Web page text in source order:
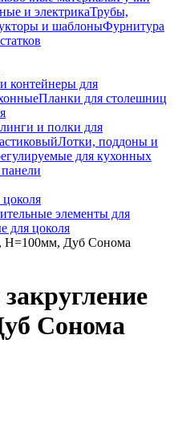
и электрикаТрубы,
и шаблоныФурнитура
контейнеры для
Планки для столешниц
и полки для
Лотки, поддоны и
для кухонных
цоколя
элементы для
для цоколя
H=100мм, Дуб Сонома
Сонома